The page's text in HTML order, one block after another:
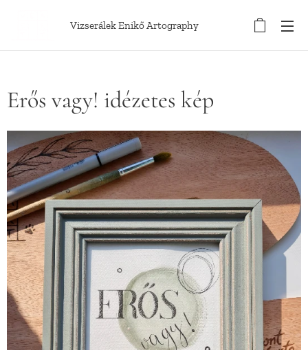
Vizserálek Enikő Artography
Erős vagy! idézetes kép